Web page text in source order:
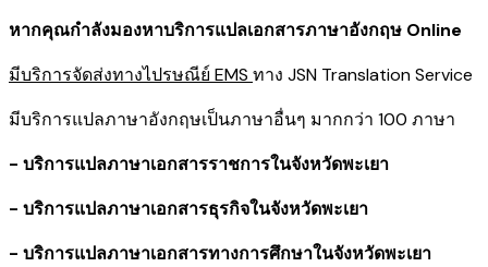
หากคุณกำลังมองหาบริการแปลเอกสารภาษาอังกฤษ Online
มีบริการจัดส่งทางไปรษณีย์ EMS ทาง JSN Translation Service
มีบริการแปลภาษาอังกฤษเป็นภาษาอื่นๆ มากกว่า 100 ภาษา
- บริการแปลภาษาเอกสารราชการในจังหวัดพะเยา
- บริการแปลภาษาเอกสารธุรกิจในจังหวัดพะเยา
- บริการแปลภาษาเอกสารทางการศึกษาในจังหวัดพะเยา